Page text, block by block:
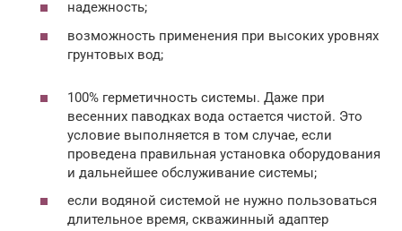
надежность;
возможность применения при высоких уровнях
грунтовых вод;
100% герметичность системы. Даже при
весенних паводках вода остается чистой. Это
условие выполняется в том случае, если
проведена правильная установка оборудования
и дальнейшее обслуживание системы;
если водяной системой не нужно пользоваться
длительное время, скважинный адаптер